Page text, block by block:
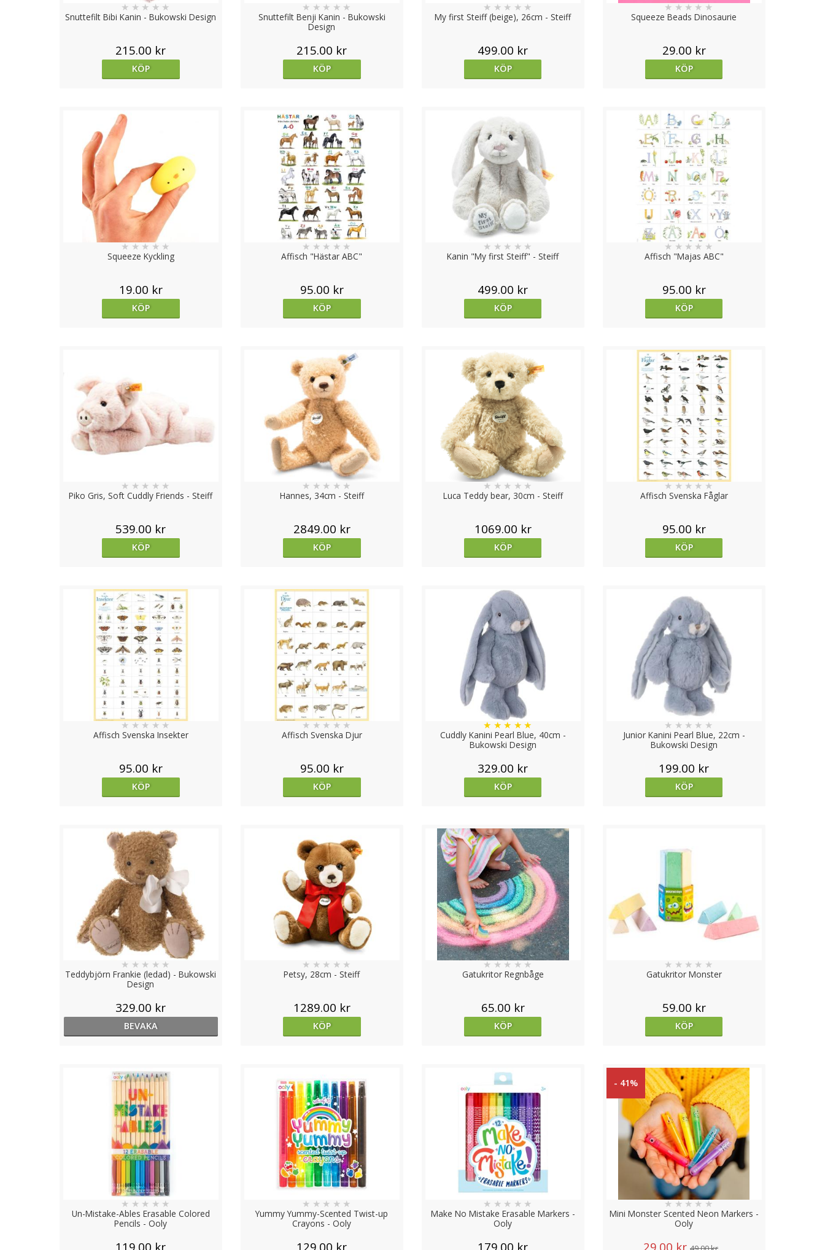
Snuttefilt Bibi Kanin - Bukowski Design
★ ★ ★ ★ ★
215.00 kr
KÖP
Snuttefilt Benji Kanin - Bukowski
Design
★ ★ ★ ★ ★
215.00 kr
KÖP
My first Steiff (beige), 26cm - Steiff
★ ★ ★ ★ ★
499.00 kr
KÖP
Squeeze Beads Dinosaurie
★★★★★
29.00 kr
KÖP
Squeeze Kyckling
★★★★ ★
19.00 kr
KÖP
Affisch "Hästar ABC"
★ ★ ★ ★ ★
95.00 kr
KÖP
Kanin "My first Steiff" - Steiff
★ ★ ★ ★ ★
499.00 kr
KÖP
Affisch "Majas ABC"
★ ★ ★ ★ ★
95.00 kr
KÖP
Piko Gris, Soft Cuddly Friends - Steiff
★ ★ ★ ★ ★
539.00 kr
KÖP
Hannes, 34cm - Steiff
★ ★ ★ ★ ★
2849.00 kr
KÖP
Luca Teddy bear, 30cm - Steiff
★ ★ ★ ★ ★
1069.00 kr
KÖP
Affisch Svenska Fåglar
★★★★★
95.00 kr
KÖP
Affisch Svenska Insekter
★★★★★
95.00 kr
KÖP
Affisch Svenska Djur
★★★★★
95.00 kr
KÖP
Cuddly Kanini Pearl Blue, 40cm -
Bukowski Design
★ ★ ★ ★ ★
329.00 kr
KÖP
Junior Kanini Pearl Blue, 22cm -
Bukowski Design
★ ★ ★ ★ ★
199.00 kr
KÖP
Teddybjörn Frankie (ledad) - Bukowski
Design
★ ★ ★ ★ ★
329.00 kr
BEVAKA
Petsy, 28cm - Steiff
★ ★ ★ ★ ★
1289.00 kr
KÖP
Gatukritor Regnbåge
★★★★★
65.00 kr
KÖP
Gatukritor Monster
★ ★ ★ ★ ★
59.00 kr
KÖP
Un-Mistake-Ables Erasable Colored
Pencils - Ooly
★ ★ ★ ★ ★
119.00 kr
Yummy Yummy-Scented Twist-up
Crayons - Ooly
★ ★ ★ ★ ★
129.00 kr
Make No Mistake Erasable Markers -
Ooly
★ ★ ★ ★ ★
179.00 kr
- 41%
Mini Monster Scented Neon Markers -
Ooly
★★★★★
29.00 kr